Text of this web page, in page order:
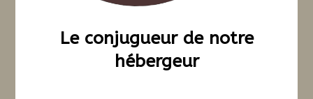
Le conjugueur de notre
hébergeur